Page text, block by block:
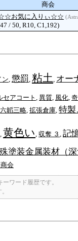
商会
お気に入りぃ☆☆
/ 50, R10, C1,192)
ン 懲罰 粘土 オー
セアコート 異質 風化
六韜三略 拡張倉庫 特製
黄色い 収奪 ３ 記
塗装金属装材（
会
ワード履歴です。